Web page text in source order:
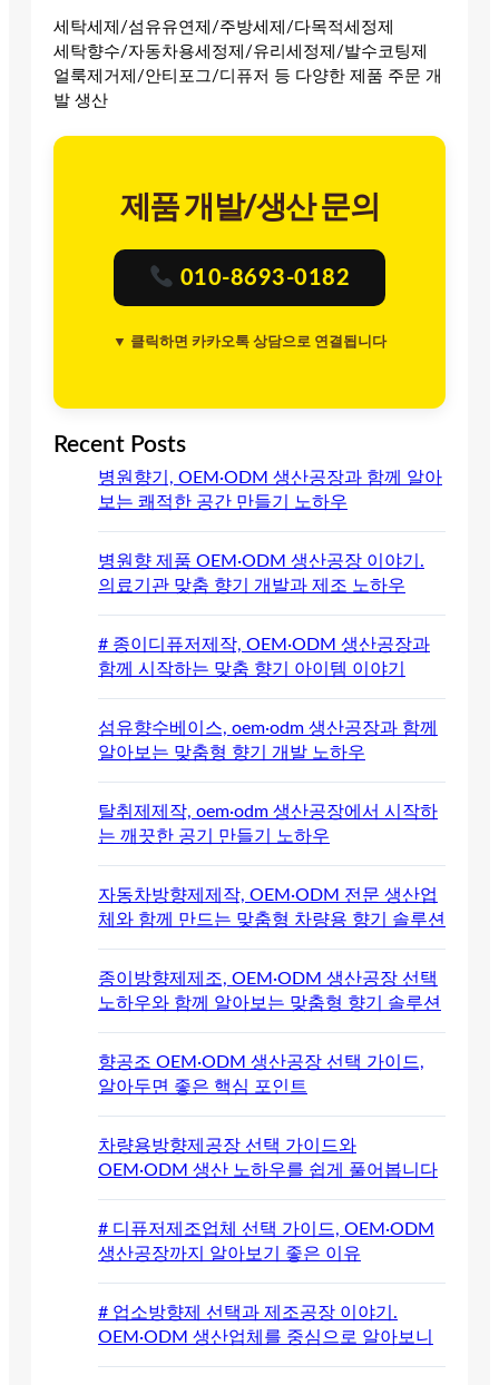
세탁세제/섬유유연제/주방세제/다목적세정제
세탁향수/자동차용세정제/유리세정제/발수코팅제
얼룩제거제/안티포그/디퓨저 등 다양한 제품 주문 개
발 생산
제품 개발/생산 문의
010-8693-0182
▼ 클릭하면 카카오톡 상담으로 연결됩니다
Recent Posts
병원향기, OEM·ODM 생산공장과 함께 알아
보는 쾌적한 공간 만들기 노하우
병원향 제품 OEM·ODM 생산공장 이야기.
의료기관 맞춤 향기 개발과 제조 노하우
# 종이디퓨저제작, OEM·ODM 생산공장과
함께 시작하는 맞춤 향기 아이템 이야기
섬유향수베이스, oem·odm 생산공장과 함께
알아보는 맞춤형 향기 개발 노하우
탈취제제작, oem·odm 생산공장에서 시작하
는 깨끗한 공기 만들기 노하우
자동차방향제제작, OEM·ODM 전문 생산업
체와 함께 만드는 맞춤형 차량용 향기 솔루션
종이방향제제조, OEM·ODM 생산공장 선택
노하우와 함께 알아보는 맞춤형 향기 솔루션
향공조 OEM·ODM 생산공장 선택 가이드,
알아두면 좋은 핵심 포인트
차량용방향제공장 선택 가이드와
OEM·ODM 생산 노하우를 쉽게 풀어봅니다
# 디퓨저제조업체 선택 가이드, OEM·ODM
생산공장까지 알아보기 좋은 이유
# 업소방향제 선택과 제조공장 이야기.
OEM·ODM 생산업체를 중심으로 알아보니